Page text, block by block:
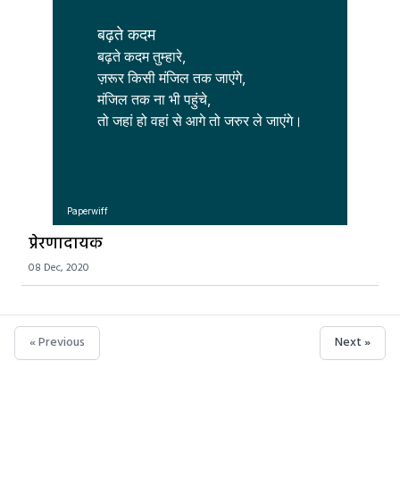
बढ़ते कदम
बढ़ते कदम तुम्हारे,
ज़रूर किसी मंजिल तक जाएंगे,
मंजिल तक ना भी पहुंचे,
तो जहां हो वहां से आगे तो जरुर ले जाएंगे।
Paperwiff
प्रेरणादायक
08 Dec, 2020
« Previous Next »